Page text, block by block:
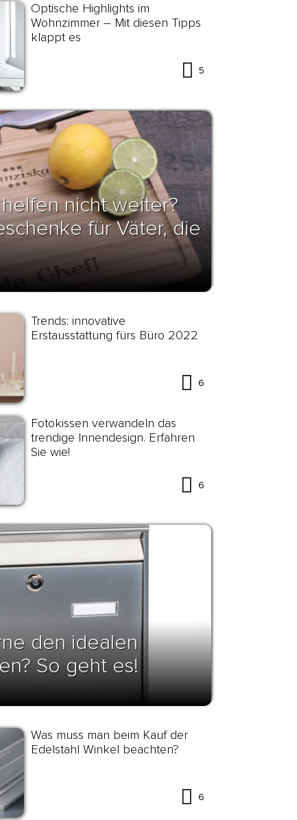
Optische Highlights im
Wohnzimmer – Mit diesen Tipps
klappt es
5
nicht weiter?
für Väter, die
Trends: innovative
Erstausstattung fürs Büro 2022
6
Fotokissen verwandeln das
trendige Innendesign. Erfahren
Sie wie!
6
den idealen
So geht es!
Was muss man beim Kauf der
Edelstahl Winkel beachten?
6